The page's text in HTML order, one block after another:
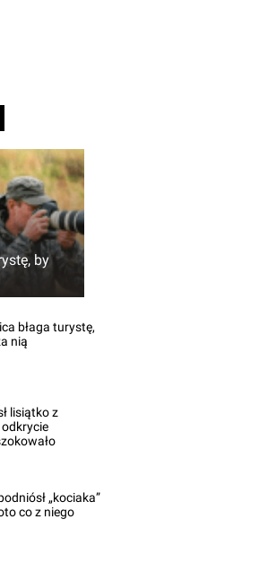
by
błaga turystę,
nią
lisiątko z
„kociaka”
co z niego